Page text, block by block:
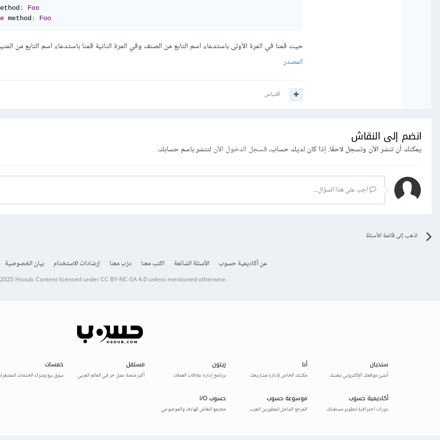
:
Foo
method : Foo
حيث قمنا في المرة الأولى باستدعاء اسم التابع من الصنف وفي المرة الثانية قمنا باستدعاء اسم التابع من
المصدر
اقتباس
انضم إلى النقاش
يمكنك أن تنشر الآن وتسجل لاحقًا. إذا كان لديك حساب،فسجل الدخول الآنلتنشر باسم حسابك.
أجب على هذا السؤال...
اذهب إلى قائمة الأسئلة
عن أكاديمية حسوب الأسئلة الشائعة اكتب معنا درّب معنا إرشادات الاستخدام بيان الخصوصية
Hsoub.Content licensed underCC BY-NC-SA 4.0unless mentioned otherwise.